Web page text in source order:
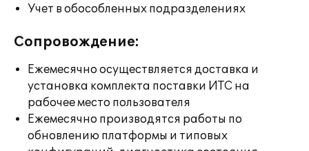
Учет в обособленных подразделениях
Сопровождение:
Ежемесячно осуществляется доставка и
установка комплекта поставки ИТС на
рабочее место пользователя
Ежемесячно производятся работы по
обновлению платформы и типовых